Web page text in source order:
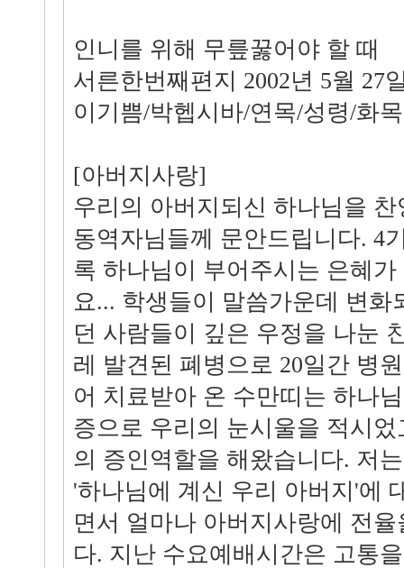
인니를 위해 무릎꿇어야 할 때
서른한번째편지 2002년 5월 27
이기쁨/박헵시바/연목/성령/화목
[아버지사랑]
우리의 아버지되신 하나님을
동역자님들께 문안드립니다. 4
록 하나님이 부어주시는 은혜
요... 학생들이 말씀가운데 변화
던 사람들이 깊은 우정을 나눈
레 발견된 폐병으로 20일간 병
어 치료받아 온 수만띠는 하나
증으로 우리의 눈시울을 적시
의 증인역할을 해왔습니다. 저
'하나님에 계신 우리 아버지'에
면서 얼마나 아버지사랑에 전
다. 지난 수요예배시간은 고통